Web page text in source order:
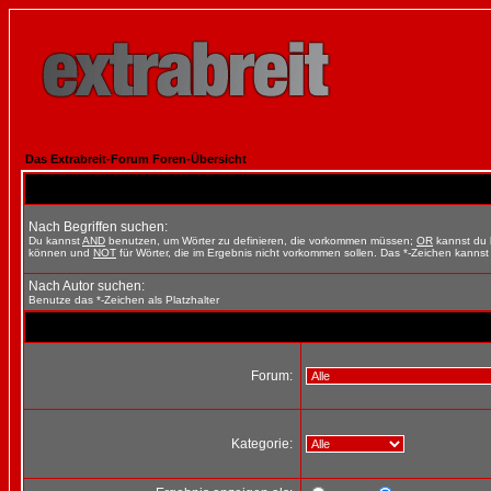
Das Extrabreit-Forum Foren-Übersicht
Nach Begriffen suchen:
Du kannstAND benutzen, um Wörter zu definieren, die vorkommen müssen; OR kannst du
können und NOT für Wörter, die im Ergebnis nicht vorkommen sollen. Das *-Zeichen
Nach Autor suchen:
Benutze das *-Zeichen als Platzhalter
Forum:
Kategorie: